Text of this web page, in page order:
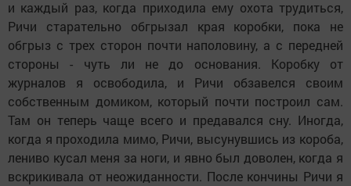
и каждый раз, когда приходила ему охота трудиться,
Ричи старательно обгрызал края коробки, пока не
обгрыз с трех сторон почти наполовину, а с передней
стороны - чуть ли не до основания. Коробку от
журналов я освободила, и Ричи обзавелся своим
собственным домиком, который почти построил сам.
Там он теперь чаще всего и предавался сну. Иногда,
когда я проходила мимо, Ричи, высунувшись из короба,
лениво кусал меня за ноги, и явно был доволен, когда я
вскрикивала от неожиданности. После кончины Ричи я